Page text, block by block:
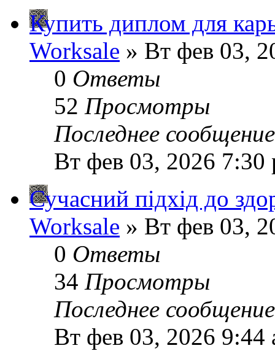
Купить диплом для
Worksale » Вт фев 03,
0 Ответы
52 Просмотры
Последнее
Вт фев 03, 2026 7:30
Сучасний підхід до
Worksale » Вт фев 03,
0 Ответы
34 Просмотры
Последнее
Вт фев 03, 2026 9:44